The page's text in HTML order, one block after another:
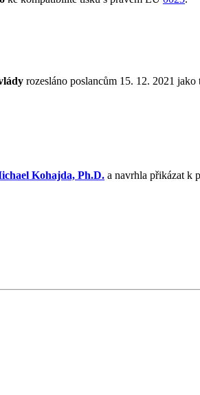
rozesláno poslancům 15. 12. 2021 jako
Kohajda, Ph.D. a navrhla přikázat k